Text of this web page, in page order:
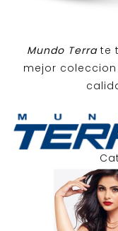
Mundo Terra te
mejor coleccion